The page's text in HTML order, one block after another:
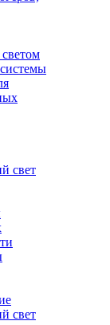
свет
свет